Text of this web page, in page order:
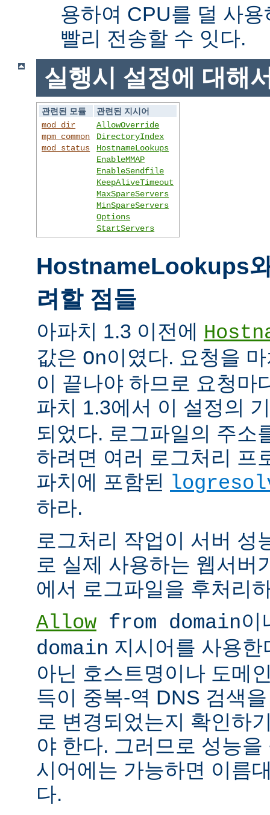
용하여 CPU를 덜 사
빨리 전송할 수 잇다.
실행시 설정에 대해
관련된 모듈
관련된 지시어
mod_dir
mpm_common
mod_status
AllowOverride
DirectoryIndex
HostnameLookups
EnableMMAP
EnableSendfile
KeepAliveTimeout
MaxSpareServers
MinSpareServers
Options
StartServers
HostnameLookups
려할 점들
아파치 1.3 이전에
값은 On이였다. 요청을
이 끝나야 하므로 요청마
파치 1.3에서 이 설정의
되었다. 로그파일의 주소
하려면 여러 로그처리 프
파치에 포함된
하라.
로그처리 작업이 서버 성
로 실제 사용하는 웹서버
에서 로그파일을 후처리
Allow from domain이
domain 지시어를 사용
아닌 호스트명이나 도메
득이 중복-역 DNS 검색
로 변경되었는지 확인하
야 한다. 그러므로 성능
시어에는 가능하면 이름
다.